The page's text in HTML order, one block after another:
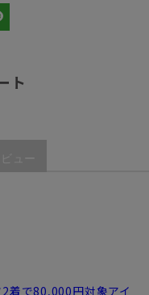
ト
ビュー
着で80,000円対象アイ